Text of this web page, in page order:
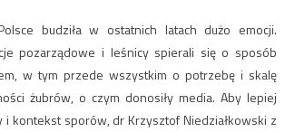
budziła w ostatnich latach dużo emocji.
pozarządowe i leśnicy spierali się o sposób
w tym przede wszystkim o potrzebę i skalę
żubrów, o czym donosiły media. Aby lepiej
i kontekst sporów, dr Krzysztof Niedziałkowski z